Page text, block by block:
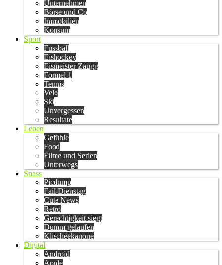
Unternehmen
Börse und Co
Immobilien
Konsum
Sport
Fussball
Eishockey
Eismeister Zaugg
Formel 1
Tennis
Velo
Ski
Unvergessen
Resultate
Leben
Gefühle
Food
Filme und Serien
Unterwegs
Spass
Picdump
Fail-Dienstag
Cute News
Retro
Gerechtigkeit siegt
Dumm gelaufen
Klischeekanone
Digital
Android
Apple